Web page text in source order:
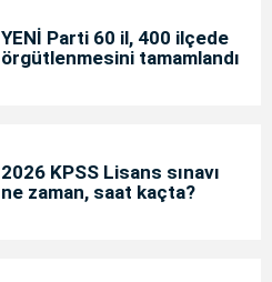
YENİ Parti 60 il, 400 ilçede
örgütlenmesini tamamlandı
2026 KPSS Lisans sınavı
ne zaman, saat kaçta?